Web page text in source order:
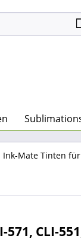
Ink-Mate Tinten
CLI-